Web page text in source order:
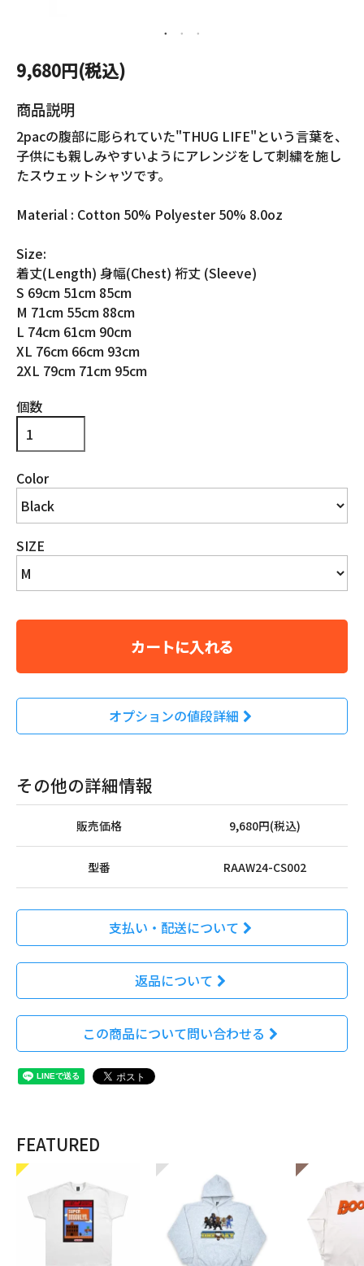
9,680円(税込)
商品説明
2pacの腹部に彫られていた"THUG LIFE"という言葉を、
子供にも親しみやすいようにアレンジをして刺繍を施し
たスウェットシャツです。
Material : Cotton 50% Polyester 50% 8.0oz
Size:
着丈(Length) 身幅(Chest) 裄丈 (Sleeve)
S 69cm 51cm 85cm
M 71cm 55cm 88cm
L 74cm 61cm 90cm
XL 76cm 66cm 93cm
2XL 79cm 71cm 95cm
個数
Color
SIZE
カートに入れる
オプションの値段詳細
その他の詳細情報
販売価格 9,680円(税込)
型番 RAAW24-CS002
支払い・配送について
返品について
この商品について問い合わせる
FEATURED